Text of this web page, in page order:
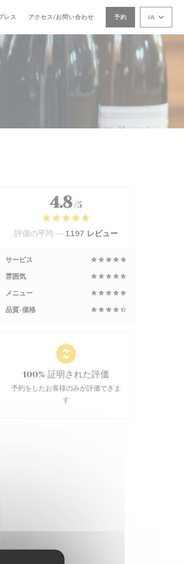
レス アクセス/お問い合わせ 予約 JA
4.8 /5
評価の平均 — 1197 レビュー
サービス
雰囲気
メニュー
品質-価格
100% 証明された評価
予約をしたお客様のみが評価できま
す